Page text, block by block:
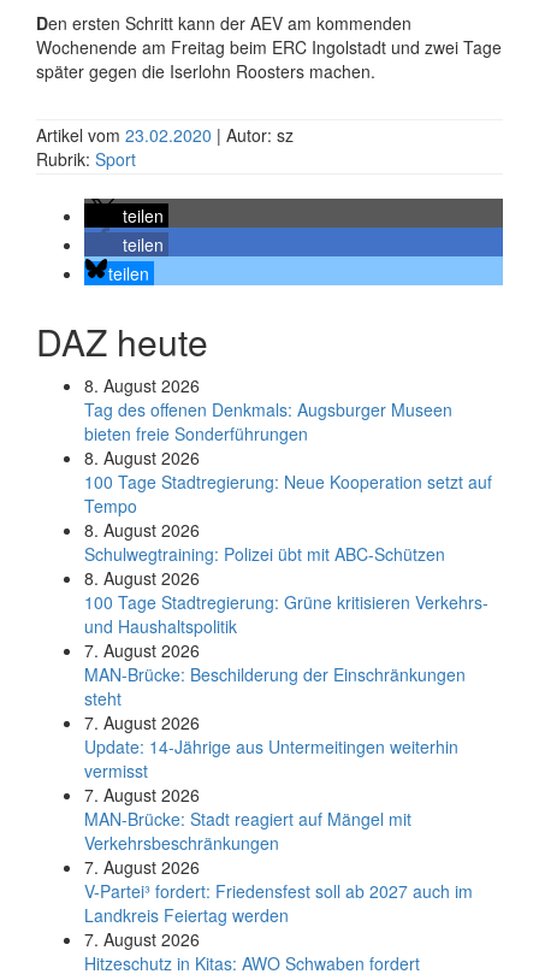
Den ersten Schritt kann der AEV am kommenden
Wochenende am Freitag beim ERC Ingolstadt und zwei Tage
später gegen die Iserlohn Roosters machen.
Artikel vom 23.02.2020 | Autor: sz
Rubrik: Sport
teilen
teilen
teilen
DAZ heute
8. August 2026
Tag des offenen Denkmals: Augsburger Museen
bieten freie Sonderführungen
8. August 2026
100 Tage Stadtregierung: Neue Kooperation setzt auf
Tempo
8. August 2026
Schul­weg­trai­ning: Poli­zei übt mit ABC-Schüt­zen
8. August 2026
100 Tage Stadtregierung: Grüne kritisieren Verkehrs-
und Haushaltspolitik
7. August 2026
MAN-Brücke: Beschilderung der Einschränkungen
steht
7. August 2026
Update: 14-Jährige aus Untermeitingen weiterhin
vermisst
7. August 2026
MAN-Brücke: Stadt reagiert auf Mängel mit
Verkehrsbeschränkungen
7. August 2026
V-Partei­³ fordert: Friedens­fest soll ab 2027 auch im
Land­kreis Feier­tag werden
7. August 2026
Hitzeschutz in Kitas: AWO Schwaben fordert